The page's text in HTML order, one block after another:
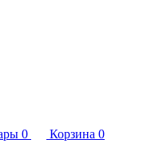
0 Корзина 0